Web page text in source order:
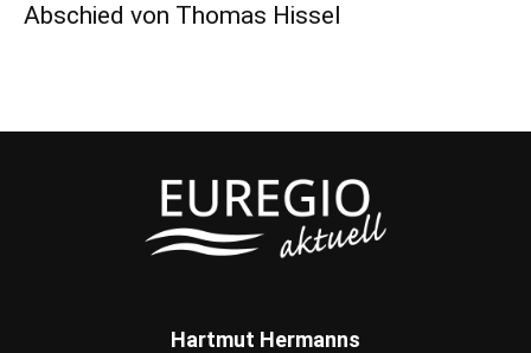
Abschied von Thomas Hissel
Hartmut Hermanns